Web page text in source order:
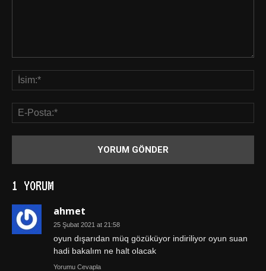
1 YORUM
ahmet
25 Şubat 2021 at 21:58
oyun dışarıdan müq gözüküyor indiriliyor oyun suan
hadi bakalım ne halt olacak
Yorumu Cevapla